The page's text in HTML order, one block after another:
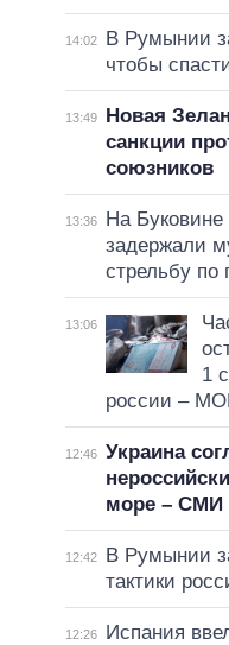
14:02
В Румынии
чтобы
13:49
Новая
санкции
союзников
13:36
На Буковине
задержали
стрельбу по
13:06
1
россии –
12:46 Украина
море – СМИ
12:42
В Румынии
тактики
12:26
Испания